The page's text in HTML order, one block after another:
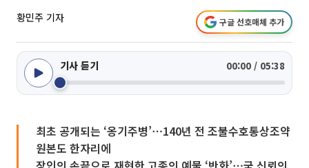
황민주 기자 구글 선호매체 추가
기사 듣기 00:00 / 05:38
최초 공개되는 ‘옹기주병’⋯140년 전 조불수호통상조약
원본도 한자리에